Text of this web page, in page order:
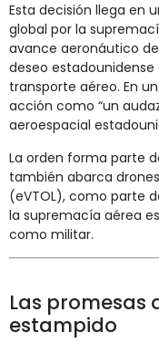
Esta decisión llega en
global por la
avance aeronáutico
deseo
transporte aéreo. En
acción como “un
aeroespacial
La orden forma parte
también abarca
(eVTOL), como parte
la supremacía aérea
como militar.
Las promesas
estampido